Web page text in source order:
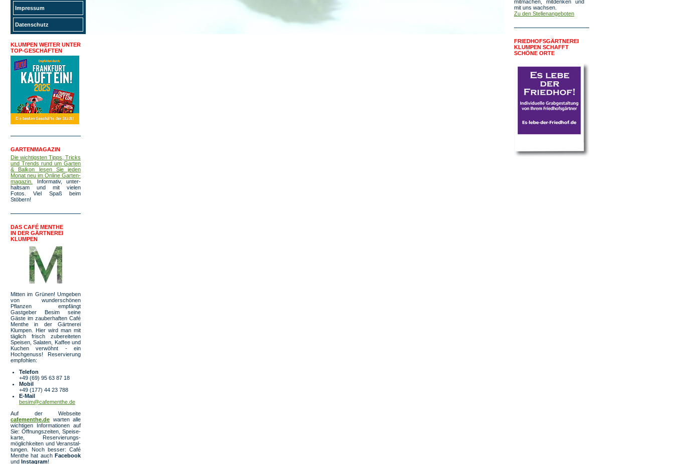
mitmachen, mitdenken und
mit uns wachsen.
Zu den Stellenangeboten
FRIEDHOFSGÄRTNEREI
KLUMPEN SCHAFFT
SCHÖNE ORTE
Impressum
Datenschutz
KLUMPEN WEITER UNTER
TOP-GESCHÄFTEN
GARTENMAGAZIN
Die wichtigsten Tipps, Tricks
und Trends rund um Garten
& Balkon lesen Sie jeden
Monat neu im Online Garten­
magazin.
Infor­mativ, unter­
haltsam und mit vielen
Fotos. Viel Spaß beim
Stöbern!
DAS CAFÉ MENTHE
IN DER GÄRTNEREI
KLUMPEN
Mitten im Grünen! Umgeben
von wunder­schönen
Pflanzen empfängt
Gastgeber Besim seine
Gäste im zauberhaften Café
Menthe in der Gärtnerei
Klumpen. Hier wird man mit
täglich frisch zubereiteten
Speisen, Salaten, Kaffee und
Kuchen verwöhnt - ein
Hochgenuss! Reservierung
empfohlen:
Telefon
+49 (69) 95 63 87 18
Mobil
+49 (177) 44 23 788
E-Mail
besim@cafementhe.de
Auf der Webseite
cafementhe.de warten alle
wichtigen Informationen auf
Sie: Öffnungs­zeiten, Spei­se­
karte, Reser­vierungs­
möglichkeiten und Veran­stal­
tungen. Noch besser: Café
Menthe hat auch Facebook
und Instagram!